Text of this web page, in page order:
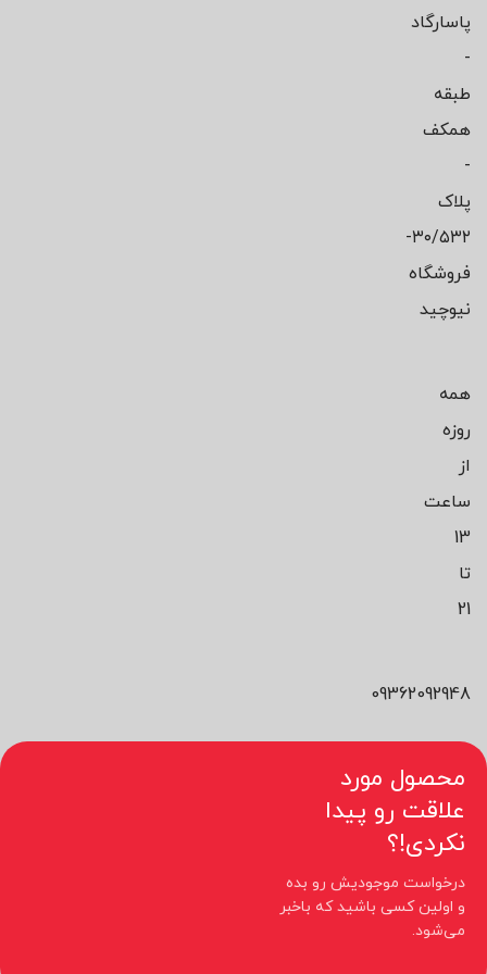
پاسارگاد
-
طبقه
همکف
-
پلاک
۳۰/۵۳۲-
فروشگاه
نیوچید
همه
روزه
از
ساعت
13
تا
21
09362092948
محصول مورد
علاقت رو پیدا
نکردی!؟
درخواست موجودیش رو بده
و اولین کسی باشید که باخبر
می‌شود.